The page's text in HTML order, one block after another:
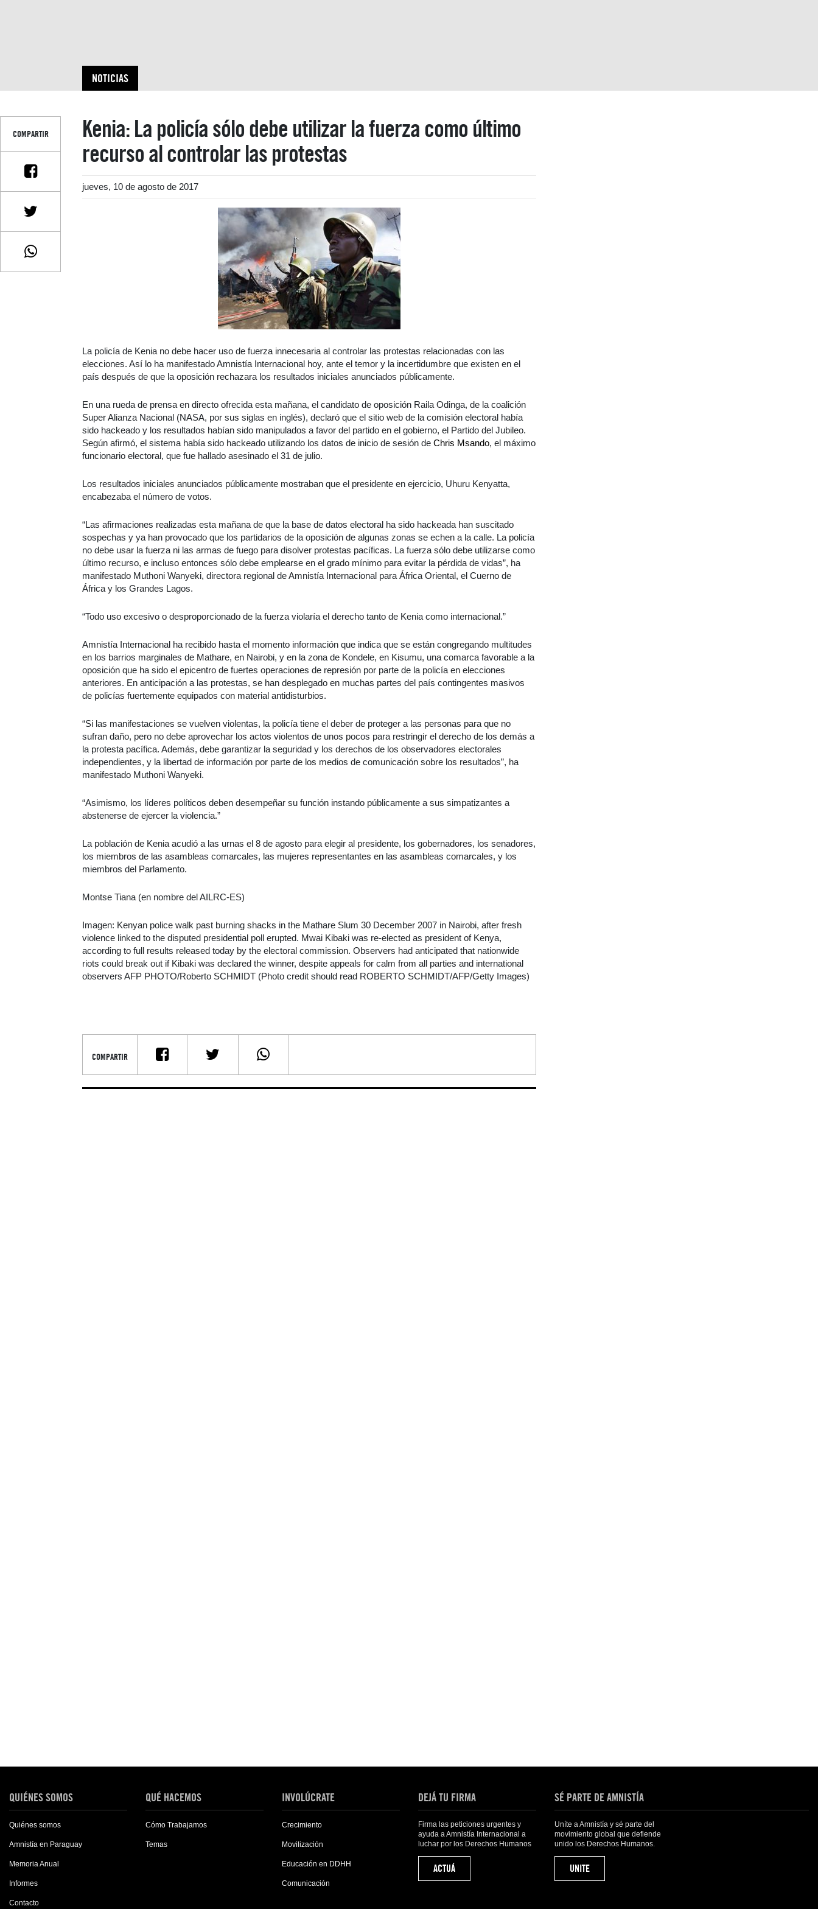
NOTICIAS
Kenia: La policía sólo debe utilizar la fuerza como último
recurso al controlar las protestas
jueves, 10 de agosto de 2017
COMPARTIR
La policía de Kenia no debe hacer uso de fuerza innecesaria al controlar las protestas relacionadas con las
elecciones. Así lo ha manifestado Amnistía Internacional hoy, ante el temor y la incertidumbre que existen en el
país después de que la oposición rechazara los resultados iniciales anunciados públicamente.
En una rueda de prensa en directo ofrecida esta mañana, el candidato de oposición Raila Odinga, de la coalición
Super Alianza Nacional (NASA, por sus siglas en inglés), declaró que el sitio web de la comisión electoral había
sido hackeado y los resultados habían sido manipulados a favor del partido en el gobierno, el Partido del Jubileo.
Según afirmó, el sistema había sido hackeado utilizando los datos de inicio de sesión de Chris Msando, el máximo
funcionario electoral, que fue hallado asesinado el 31 de julio.
Los resultados iniciales anunciados públicamente mostraban que el presidente en ejercicio, Uhuru Kenyatta,
encabezaba el número de votos.
“Las afirmaciones realizadas esta mañana de que la base de datos electoral ha sido hackeada han suscitado
sospechas y ya han provocado que los partidarios de la oposición de algunas zonas se echen a la calle. La policía
no debe usar la fuerza ni las armas de fuego para disolver protestas pacíficas. La fuerza sólo debe utilizarse como
último recurso, e incluso entonces sólo debe emplearse en el grado mínimo para evitar la pérdida de vidas”, ha
manifestado Muthoni Wanyeki, directora regional de Amnistía Internacional para África Oriental, el Cuerno de
África y los Grandes Lagos.
“Todo uso excesivo o desproporcionado de la fuerza violaría el derecho tanto de Kenia como internacional.”
Amnistía Internacional ha recibido hasta el momento información que indica que se están congregando multitudes
en los barrios marginales de Mathare, en Nairobi, y en la zona de Kondele, en Kisumu, una comarca favorable a la
oposición que ha sido el epicentro de fuertes operaciones de represión por parte de la policía en elecciones
anteriores. En anticipación a las protestas, se han desplegado en muchas partes del país contingentes masivos
de policías fuertemente equipados con material antidisturbios.
“Si las manifestaciones se vuelven violentas, la policía tiene el deber de proteger a las personas para que no
sufran daño, pero no debe aprovechar los actos violentos de unos pocos para restringir el derecho de los demás a
la protesta pacífica. Además, debe garantizar la seguridad y los derechos de los observadores electorales
independientes, y la libertad de información por parte de los medios de comunicación sobre los resultados”, ha
manifestado Muthoni Wanyeki.
“Asimismo, los líderes políticos deben desempeñar su función instando públicamente a sus simpatizantes a
abstenerse de ejercer la violencia.”
La población de Kenia acudió a las urnas el 8 de agosto para elegir al presidente, los gobernadores, los senadores,
los miembros de las asambleas comarcales, las mujeres representantes en las asambleas comarcales, y los
miembros del Parlamento.
Montse Tiana (en nombre del AILRC-ES)
Imagen: Kenyan police walk past burning shacks in the Mathare Slum 30 December 2007 in Nairobi, after fresh
violence linked to the disputed presidential poll erupted. Mwai Kibaki was re-elected as president of Kenya,
according to full results released today by the electoral commission. Observers had anticipated that nationwide
riots could break out if Kibaki was declared the winner, despite appeals for calm from all parties and international
observers AFP PHOTO/Roberto SCHMIDT (Photo credit should read ROBERTO SCHMIDT/AFP/Getty Images)
COMPARTIR
QUIÉNES SOMOS
Quiénes somos
Amnistía en Paraguay
Memoria Anual
Informes
Contacto
QUÉ HACEMOS
Cómo Trabajamos
Temas
INVOLÚCRATE
Crecimiento
Movilización
Educación en DDHH
Comunicación
DEJÁ TU FIRMA
Firma las peticiones urgentes y
ayuda a Amnistía Internacional a
luchar por los Derechos Humanos
ACTUÁ
SÉ PARTE DE AMNISTÍA
Uníte a Amnistía y sé parte del
movimiento global que defiende
unido los Derechos Humanos.
UNITE